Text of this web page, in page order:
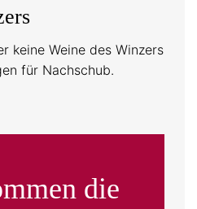
keine Weine des Winzers
für Nachschub.
die